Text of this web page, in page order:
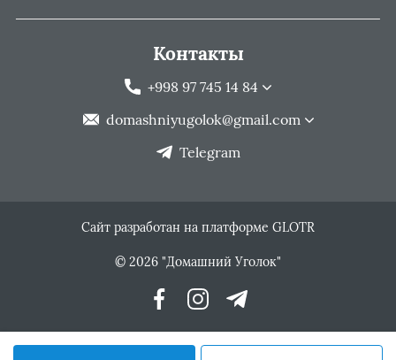
Контакты
+998 97 745 14 84
domashniyugolok@gmail.com
Telegram
Сайт разработан на платформе GLOTR
© 2026 "Домашний Уголок"